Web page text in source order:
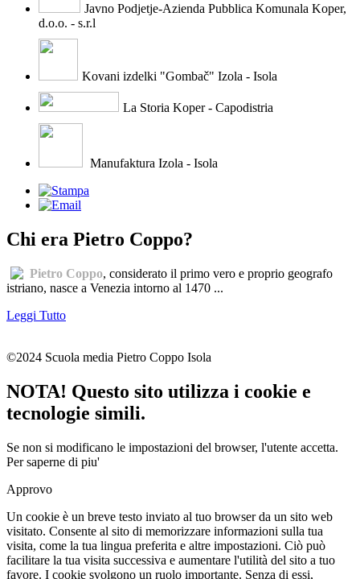
Javno Podjetje-Azienda Pubblica Komunala Koper,
d.o.o. - s.r.l
Kovani izdelki "Gombač" Izola - Isola
La Storia Koper - Capodistria
Manufaktura Izola - Isola
Chi era Pietro Coppo?
Pietro Coppo, considerato il primo vero e proprio geografo
istriano, nasce a Venezia intorno al 1470 ...
Leggi Tutto
©2024 Scuola media Pietro Coppo Isola
NOTA! Questo sito utilizza i cookie e
tecnologie simili.
Se non si modificano le impostazioni del browser, l'utente accetta.
Per saperne di piu'
Approvo
Un cookie è un breve testo inviato al tuo browser da un sito web
visitato. Consente al sito di memorizzare informazioni sulla tua
visita, come la tua lingua preferita e altre impostazioni. Ciò può
facilitare la tua visita successiva e aumentare l'utilità del sito a tuo
favore. I cookie svolgono un ruolo importante. Senza di essi,